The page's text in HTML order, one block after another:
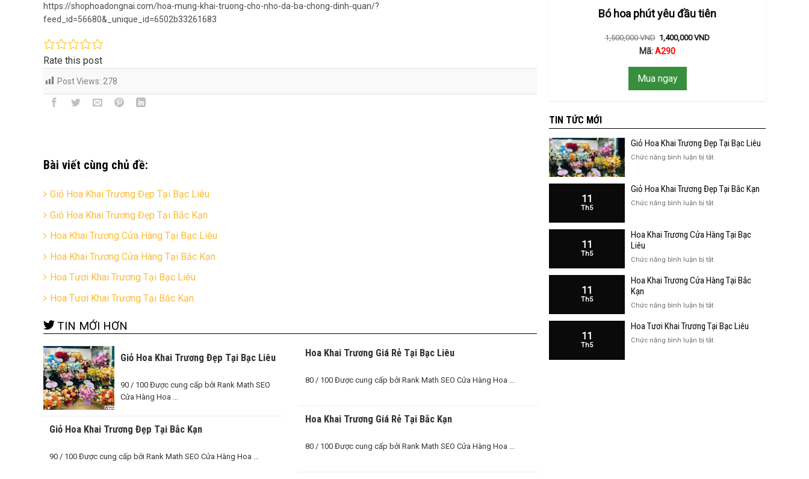
https://shophoadongnai.com/hoa-mung-khai-truong-cho-nho-da-ba-chong-dinh-quan/?
feed_id=56680&_unique_id=6502b33261683
Rate this post
Post Views: 278
Bài viết cùng chủ đề:
Giỏ Hoa Khai Trương Đẹp Tại Bạc Liêu
Giỏ Hoa Khai Trương Đẹp Tại Bắc Kạn
Hoa Khai Trương Cửa Hàng Tại Bạc Liêu
Hoa Khai Trương Cửa Hàng Tại Bắc Kạn
Hoa Tươi Khai Trương Tại Bạc Liêu
Hoa Tươi Khai Trương Tại Bắc Kạn
TIN MỚI HƠN
Giỏ Hoa Khai Trương Đẹp Tại Bạc Liêu
90 / 100 Được cung cấp bởi Rank Math SEO
Cửa Hàng Hoa ...
Giỏ Hoa Khai Trương Đẹp Tại Bắc Kạn
90 / 100 Được cung cấp bởi Rank Math SEO Cửa Hàng Hoa ...
Hoa Khai Trương Giá Rẻ Tại Bạc Liêu
80 / 100 Được cung cấp bởi Rank Math SEO Cửa Hàng Hoa ...
Hoa Khai Trương Giá Rẻ Tại Bắc Kạn
80 / 100 Được cung cấp bởi Rank Math SEO Cửa Hàng Hoa ...
Bó hoa phút yêu đầu tiên
1,500,000VND 1,400,000VND
Mã:A290
Mua ngay
TIN TỨC MỚI
Giỏ Hoa Khai Trương Đẹp Tại Bạc Liêu
Chức năng bình luận bị tắtở
Khai
Đẹp
Liêu
11
Th5
Giỏ Hoa Khai Trương Đẹp Tại Bắc Kạn
Chức năng bình luận bị tắtở
Khai
Tại
Kạn
11
Th5
Hoa Khai Trương Cửa Hàng Tại Bạc
Liêu
Chức năng bình luận bị tắtở
Khai
Hàng
Bạc
Liêu
11
Th5
Hoa Khai Trương Cửa Hàng Tại Bắc
Kạn
Chức năng bình luận bị tắtở
Khai
11
Th5
Hoa Tươi Khai Trương Tại Bạc Liêu
Chức năng bình luận bị tắtở